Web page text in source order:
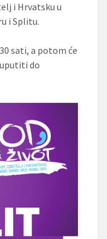
i Hrvatsku u
i Splitu.
sati, a potom će
do